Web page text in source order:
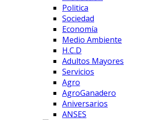
Politica
Sociedad
Economía
Medio Ambiente
H.C.D
Adultos Mayores
Servicios
Agro
AgroGanadero
Aniversarios
ANSES